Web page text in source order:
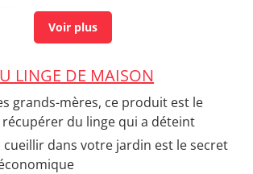
machine à laver
Accueil - Guide literie
machine à laver> Accueil - Produits
LINGE DE MAISON
grands-mères, ce produit est le
du linge qui a déteint
cueillir dans votre jardin est le secret